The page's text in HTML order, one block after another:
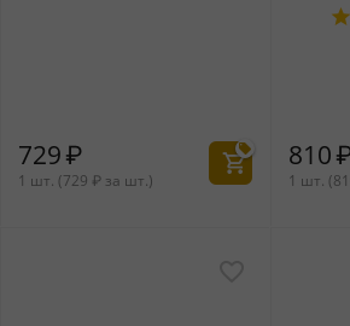
729₽
1 шт. (729 ₽ за шт.)
810
1 шт. (